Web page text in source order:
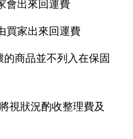
會出來回運費
買家出來回運費
商品並不列入在保固
視狀況酌收整理費及